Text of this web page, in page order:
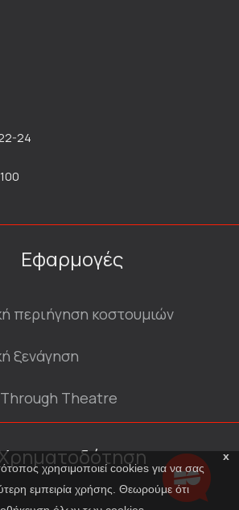
x
χρησιμοποιεί cookies για να σας
εμπειρία χρήσης. Θεωρούμε ότι
24
Εφαρμογές
περιήγηση κοστουμιών
ξενάγηση
Theatre